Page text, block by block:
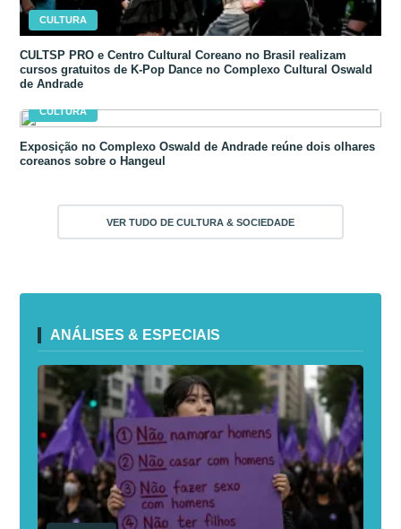
CULTURA
CULTSP PRO e Centro Cultural Coreano no Brasil realizam
cursos gratuitos de K-Pop Dance no Complexo Cultural Oswald
de Andrade
CULTURA
Exposição no Complexo Oswald de Andrade reúne dois olhares
coreanos sobre o Hangeul
VER TUDO DE CULTURA & SOCIEDADE
ANÁLISES & ESPECIAIS